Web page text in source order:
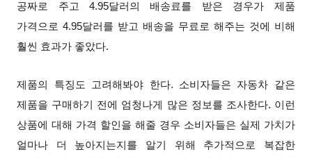
공짜로 주고 4.95달러의 배송료를 받은 경우가 제품
가격으로 4.95달러를 받고 배송을 무료로 해주는 것에 비해
훨씬 효과가 좋았다.
제품의 특징도 고려해봐야 한다. 소비자들은 자동차 같은
제품을 구매하기 전에 엄청나게 많은 정보를 조사한다. 이런
상품에 대해 가격 할인을 해줄 경우 소비자들은 실제 가치가
얼마나 더 높아지는지를 알기 위해 추가적으로 복잡한